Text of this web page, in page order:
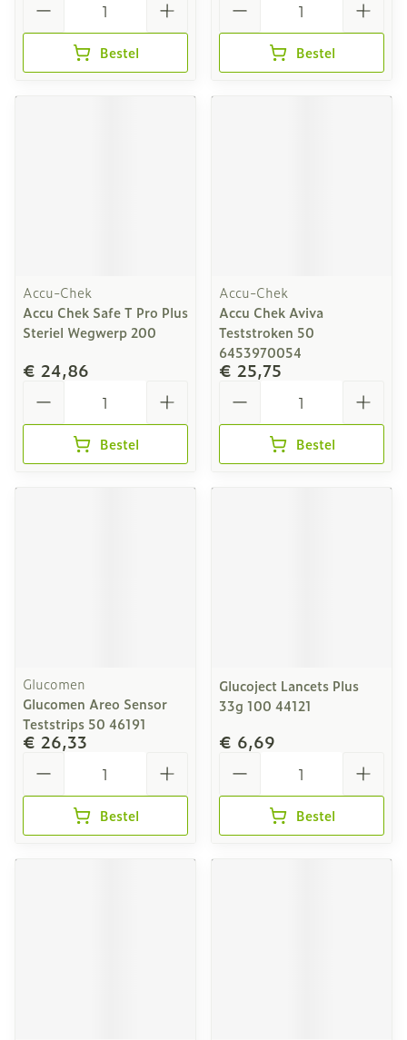
Bestel Bestel
Accu-Chek
Accu Chek Safe T Pro Plus
Steriel Wegwerp 200
€ 24,86
Bestel
Accu-Chek
Accu Chek Aviva
Teststroken 50
6453970054
€ 25,75
Bestel
Glucomen
Glucomen Areo Sensor
Teststrips 50 46191
€ 26,33
Bestel
Glucoject Lancets Plus
33g 100 44121
€ 6,69
Bestel